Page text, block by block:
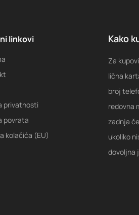
linkovi
privatnosti
povrata
kolačića (EU)
Kako
Za
lična
broj
redovna
zadnja
ukoliko
dovoljna